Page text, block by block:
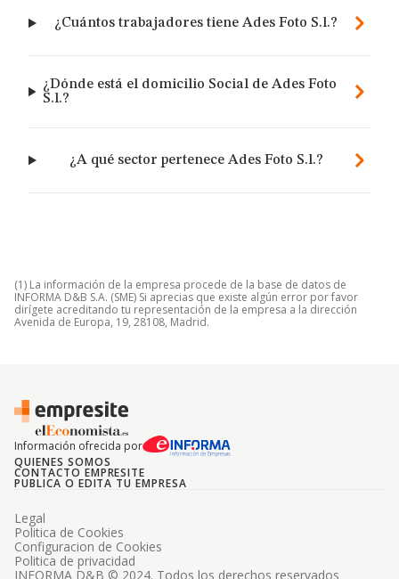
¿Cuántos trabajadores tiene Ades Foto S.l.?
¿Dónde está el domicilio Social de Ades Foto
S.l.?
¿A qué sector pertenece Ades Foto S.l.?
(1) La información de la empresa procede de la base de datos de
INFORMA D&B S.A. (SME) Si aprecias que existe algún error por favor
dirígete acreditando tu representación de la empresa a la dirección
Avenida de Europa, 19, 28108, Madrid.
Información ofrecida por
QUIENES SOMOS
CONTACTO EMPRESITE
PUBLICA O EDITA TU EMPRESA
INFORMA D&B © 2024. Todos los derechos reservados
Legal
Politica de Cookies
Configuracion de Cookies
Politica de privacidad